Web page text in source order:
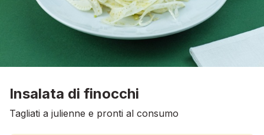
Insalata di finocchi
Tagliati a julienne e pronti al consumo